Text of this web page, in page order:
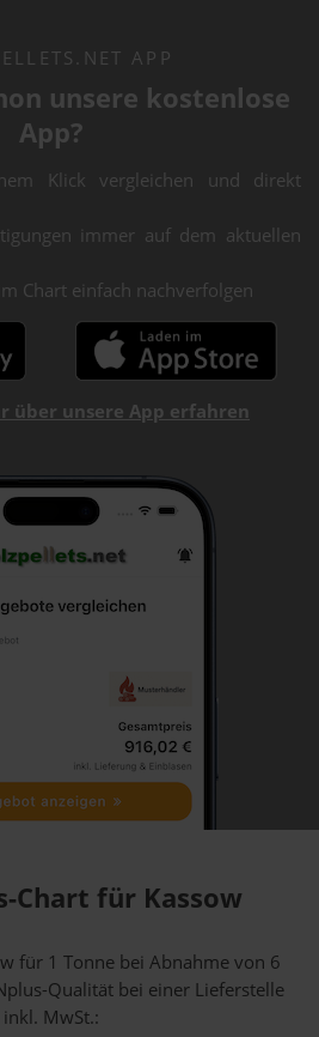
APP
unsere kostenlose
App?
Klick vergleichen und direkt
immer auf dem aktuellen
Chart einfach nachverfolgen
über unsere App erfahren
Chart für Kassow
für 1 Tonne bei Abnahmevon 6
Qualität bei einer Lieferstelle
inkl. MwSt.: